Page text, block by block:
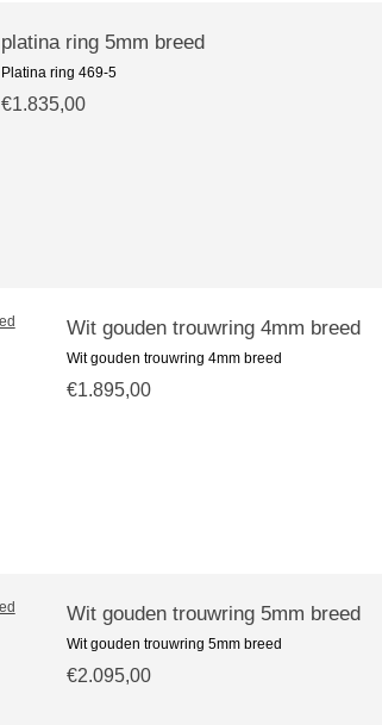
platina ring 5mm breed
Platina ring 469-5
€1.835,00
Wit gouden trouwring 4mm breed
Wit gouden trouwring 4mm breed
€1.895,00
Wit gouden trouwring 5mm breed
Wit gouden trouwring 5mm breed
€2.095,00